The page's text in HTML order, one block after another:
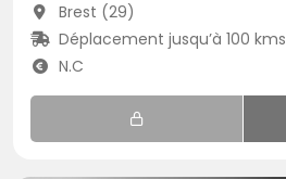
Brest (29)
Déplacement jusqu’à 100 kms
N.C